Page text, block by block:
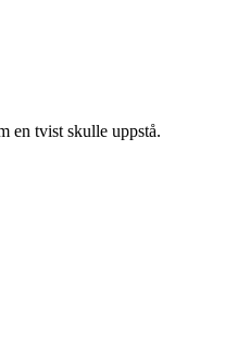
en tvist skulle uppstå.